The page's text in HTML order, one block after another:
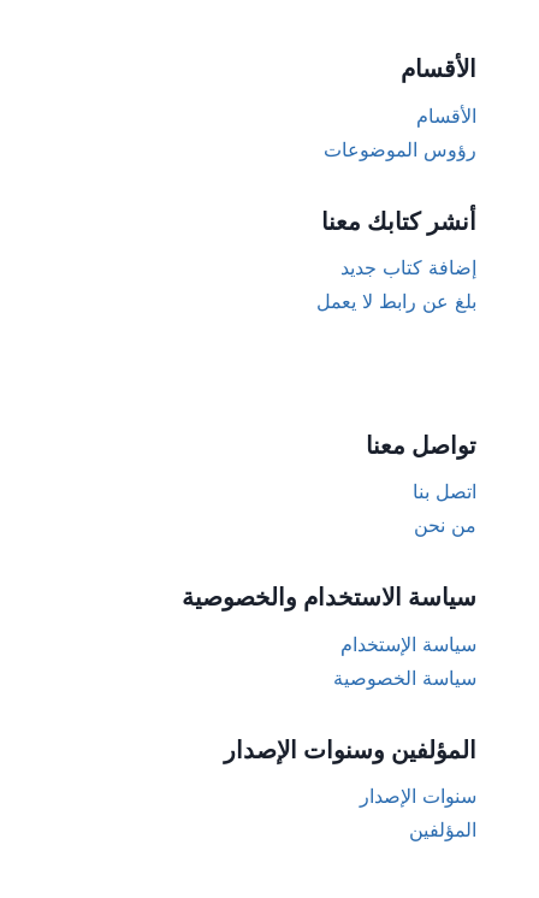
الأقسام
الأقسام
رؤوس الموضوعات
أنشر كتابك معنا
إضافة كتاب جديد
بلغ عن رابط لا يعمل
تواصل معنا
اتصل بنا
من نحن
سياسة الاستخدام والخصوصية
سياسة الإستخدام
سياسة الخصوصية
المؤلفين وسنوات الإصدار
سنوات الإصدار
المؤلفين